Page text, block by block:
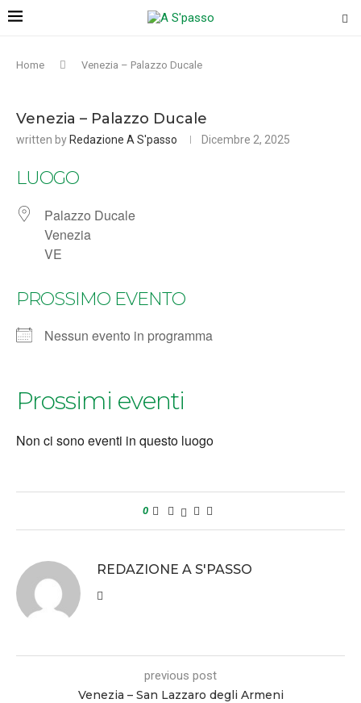
Home Venezia – Palazzo Ducale
Venezia – Palazzo Ducale
written by Redazione A S'passo Dicembre 2, 2025
LUOGO
Palazzo Ducale
Venezia
VE
PROSSIMO EVENTO
Nessun evento in programma
Prossimi eventi
Non ci sono eventi in questo luogo
0
REDAZIONE A S'PASSO
previous post
Venezia – San Lazzaro degli Armeni